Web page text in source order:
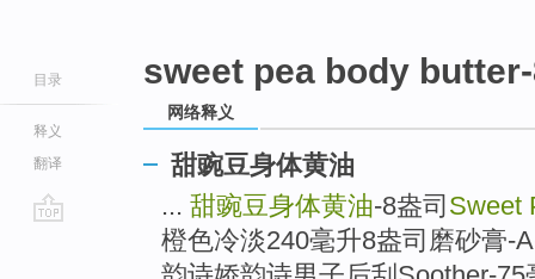
目录
释义
翻译
sweet pea body
网络释义
甜豌豆身体黄油
... 甜豌豆身体黄油-8盎司 Sweet
橙色冷淡240毫升8盎司磨砂膏-